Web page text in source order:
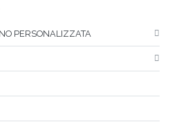
PERSONALIZZATA